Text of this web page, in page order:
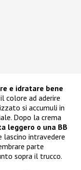
e idratare bene
colore ad aderire
si accumuli in
Dopo la crema
leggero o una BB
intravedere
parte
sopra il trucco.